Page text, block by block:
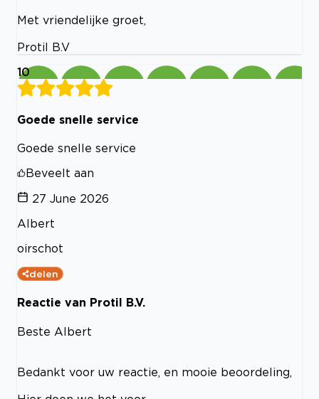
Met vriendelijke groet,
Protil B.V
10
Goede snelle service
Goede snelle service
Beveelt aan
27 June 2026
Albert
oirschot
delen
Reactie van Protil B.V.
Beste Albert
Bedankt voor uw reactie, en mooie beoordeling,